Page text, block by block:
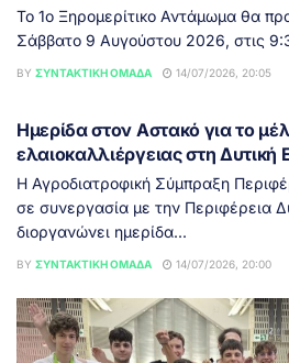
Το 1ο Ξηρομερίτικο Αντάμωμα θα
Σάββατο 9 Αυγούστου 2026, στις
BY ΣΥΝΤΑΚΤΙΚΉ ΟΜΆΔΑ 14/07/2026, 20:05
Ημερίδα στον Αστακό για το
ελαιοκαλλιέργειας στη
Η Αγροδιατροφική Σύμπραξη
σε συνεργασία με την Περιφέρεια
διοργανώνει ημερίδα...
BY ΣΥΝΤΑΚΤΙΚΉ ΟΜΆΔΑ 14/07/2026, 20:00